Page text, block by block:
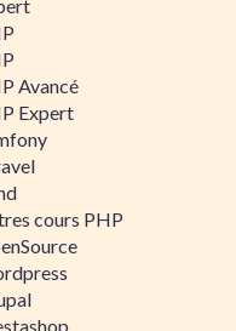
Avancé
Expert
cours PHP